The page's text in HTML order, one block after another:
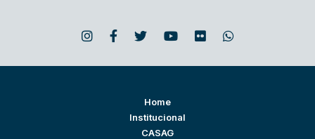
Home
Institucional
CASAG